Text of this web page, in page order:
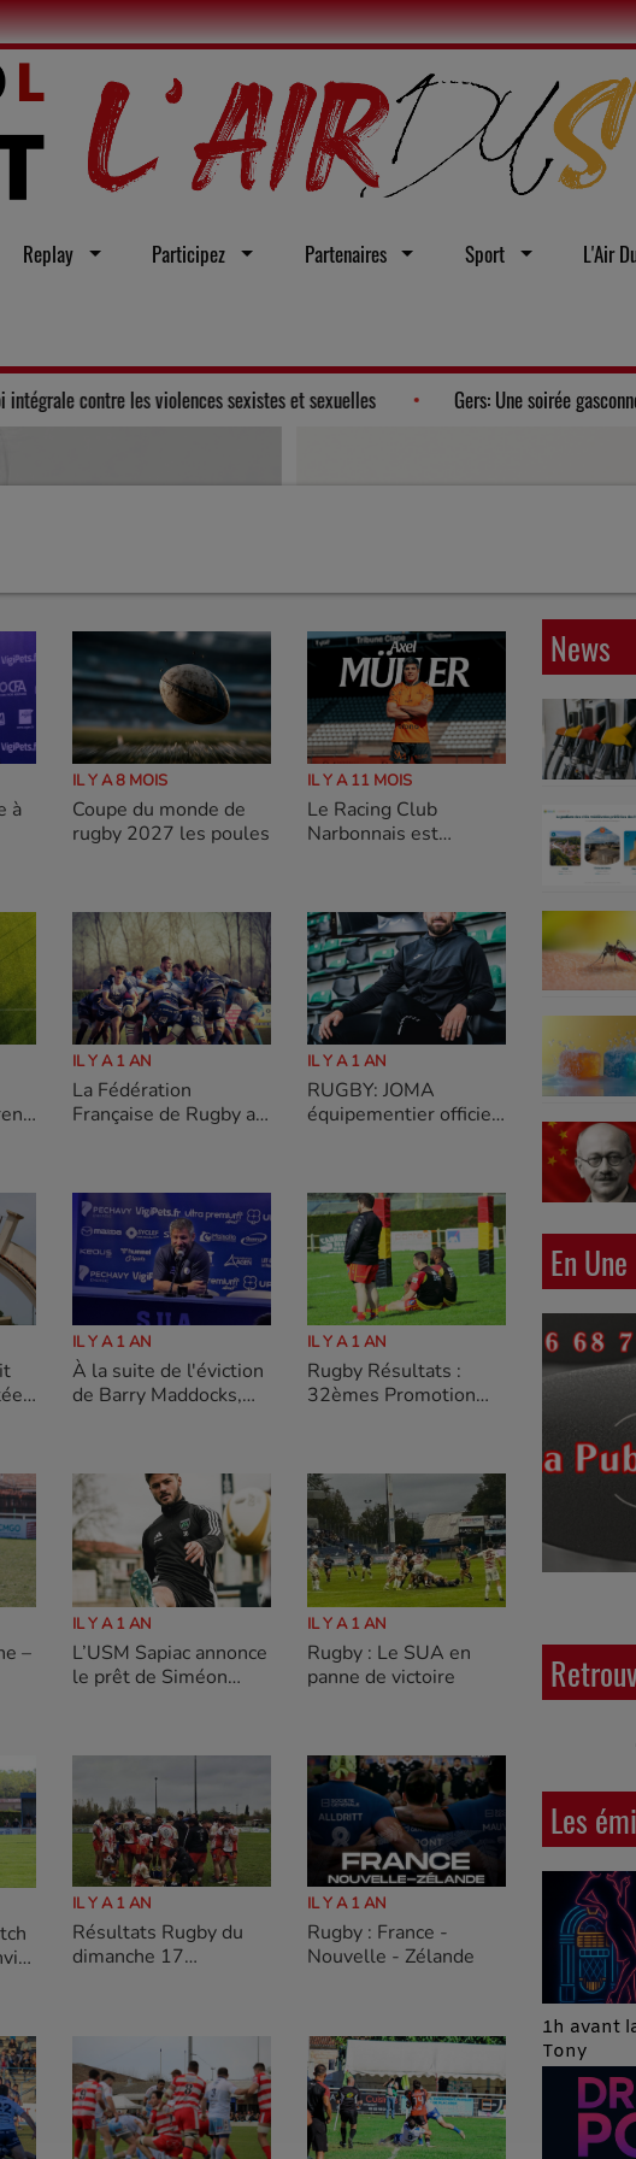
Replay Participez Partenaires Sport L'Air
un vœu en faveur d'une loi intégrale contre les violences sexistes et sexuelles
à
IL Y A 8 MOIS
Coupe du monde de
rugby 2027 les poules
IL Y A 11 MOIS
Le Racing Club
Narbonnais est
ailier international
argentin
IL Y A 1 AN
La Fédération
Française de Rugby a
saison 2025/2026 de
Nationale 2
IL Y A 1 AN
RUGBY: JOMA
équipementier officiel
IL Y A 1 AN
À la suite de l'éviction
de Barry Maddocks,
quarts au SU Agen
IL Y A 1 AN
Rugby Résultats :
32èmes Promotion
–
IL Y A 1 AN
L’USM Sapiac annonce
le prêt de Siméon
IL Y A 1 AN
Rugby : Le SUA en
panne de victoire
IL Y A 1 AN
Résultats Rugby du
dimanche 17
IL Y A 1 AN
Rugby : France -
Nouvelle - Zélande
News
En Une
Les
Proposée par Jean
Anza
1h avant la
Tony